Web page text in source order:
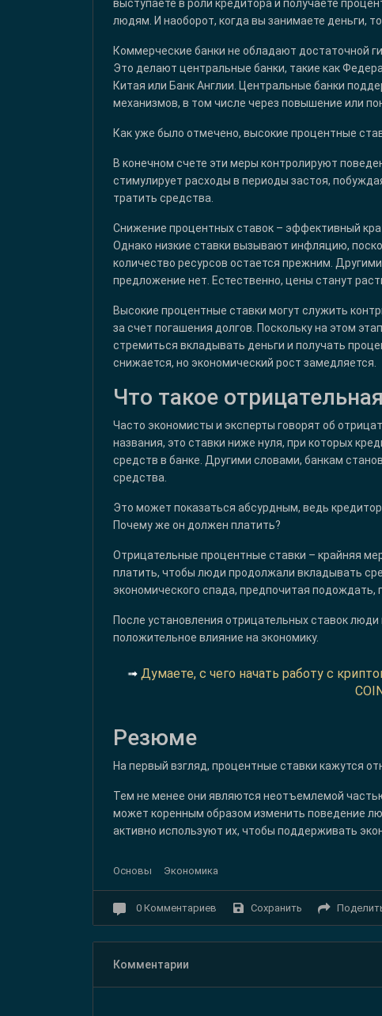
выступаете в роли кредитора и получаете
людям. И наоборот, когда вы занимаете деньги,
Коммерческие банки не обладают достаточной
Это делают центральные банки, такие как
Китая или Банк Англии. Центральные банки
механизмов, в том числе через повышение или
Как уже было отмечено, высокие процентные
В конечном счете эти меры контролируют
стимулирует расходы в периоды застоя,
тратить средства.
Снижение процентных ставок – эффективный
Однако низкие ставки вызывают инфляцию,
количество ресурсов остается прежним.
предложение нет. Естественно, цены станут
Высокие процентные ставки могут служить
за счет погашения долгов. Поскольку на этом
стремиться вкладывать деньги и получать
снижается, но экономический рост замедляется.
Что такое
Часто экономисты и эксперты говорят об
названия, это ставки ниже нуля, при которых
средств в банке. Другими словами, банкам
средства.
Это может показаться абсурдным, ведь
Почему же он должен платить?
Отрицательные процентные ставки – крайняя
платить, чтобы люди продолжали вкладывать
экономического спада, предпочитая подождать,
После установления отрицательных ставок
положительное влияние на экономику.
➟ Думаете, с чего начать работу с
Резюме
На первый взгляд, процентные ставки кажутся
Тем не менее они являются неотъемлемой
может коренным образом изменить поведение
активно используют их, чтобы поддерживать
Основы Экономика
0 Комментариев Сохранить
Комментарии